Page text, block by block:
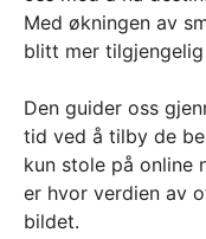
Med økningen av
blitt mer tilgjengelig
Den guider oss
tid ved å tilby de
kun stole på online
er hvor verdien av
bildet.